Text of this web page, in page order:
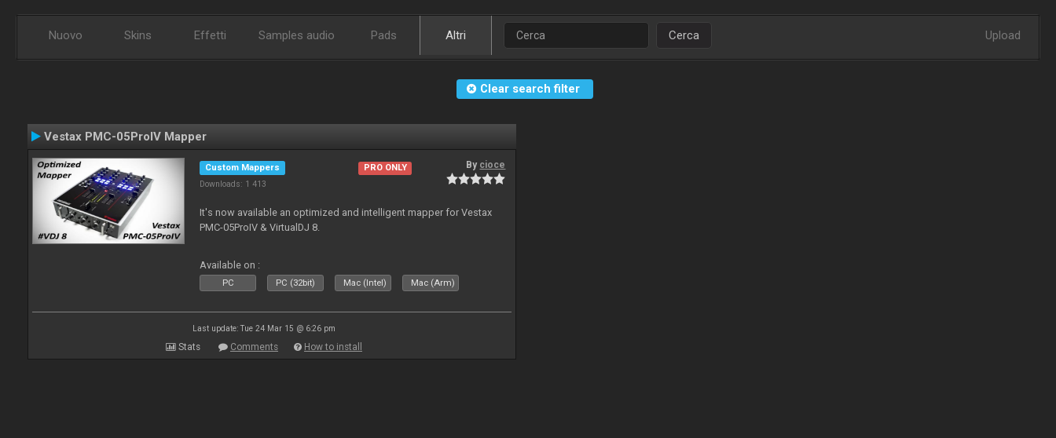
Nuovo Skins Effetti Samples audio Pads Altri Cerca Upload
Clear search filter
Vestax PMC-05ProIV Mapper
Custom Mappers
Downloads: 1 413
PRO ONLY By cioce
It's now available an optimized and intelligent mapper for Vestax
PMC-05ProIV & VirtualDJ 8.
Available on :
PC PC (32bit) Mac (Intel) Mac (Arm)
Last update: Tue 24 Mar 15 @ 6:26 pm
Stats Comments How to install